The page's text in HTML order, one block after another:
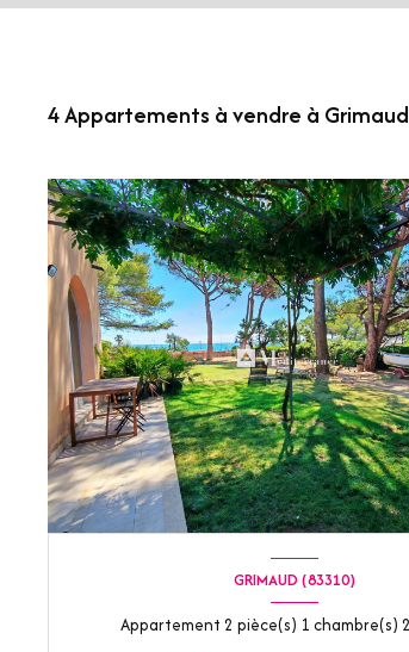
4Appartements à vendre à Grimaud
GRIMAUD (83310)